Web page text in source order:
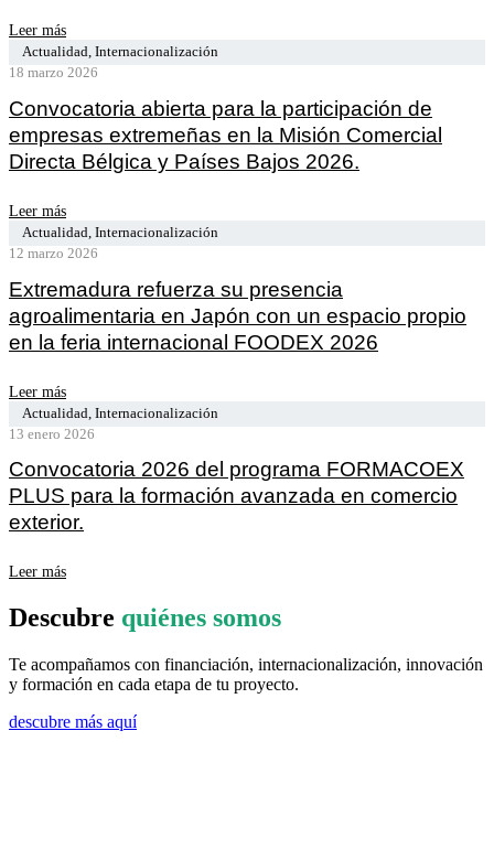
Leer más
Actualidad, Internacionalización
18 marzo 2026
Convocatoria abierta para la participación de
empresas extremeñas en la Misión Comercial
Directa Bélgica y Países Bajos 2026.
Leer más
Actualidad, Internacionalización
12 marzo 2026
Extremadura refuerza su presencia
agroalimentaria en Japón con un espacio propio
en la feria internacional FOODEX 2026
Leer más
Actualidad Internacionalización
13 enero 2026
Convocatoria 2026 del programa FORMACOEX
PLUS para la formación avanzada en comercio
exterior.
Leer más
Descubre quiénes somos
Te acompañamos con financiación, internacionalización, innovación
y formación en cada etapa de tu proyecto.
descubre más aquí